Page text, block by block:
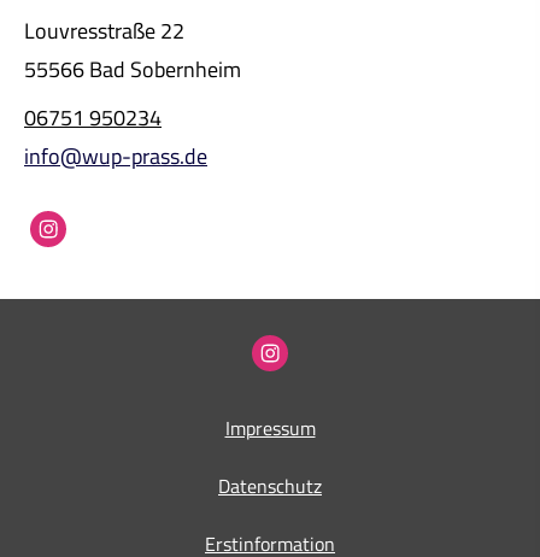
Louvresstraße 22
55566 Bad Sobernheim
06751 950234
info@wup-prass.de
Impressum
Datenschutz
Erstinformation